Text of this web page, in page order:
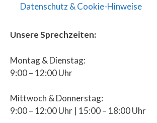
Datenschutz & Cookie-Hinweise
Unsere Sprechzeiten:
Montag & Dienstag:
9:00 – 12:00 Uhr
Mittwoch & Donnerstag:
9:00 – 12:00 Uhr | 15:00 – 18:00 Uhr